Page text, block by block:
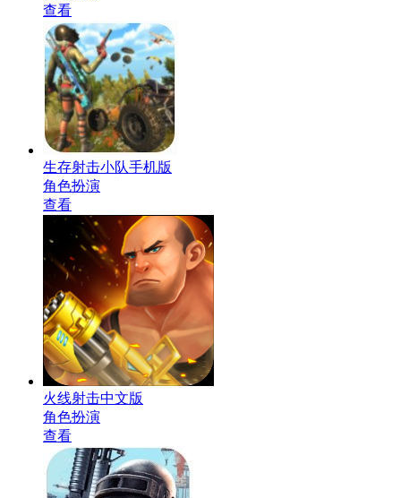
查看
生存射击小队手机版
角色扮演
查看
火线射击中文版
角色扮演
查看